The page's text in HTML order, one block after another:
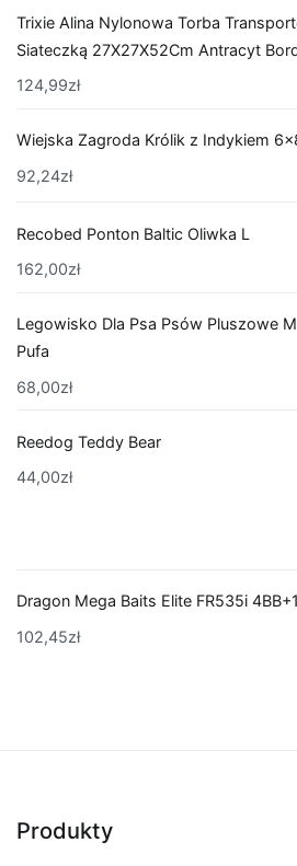
Trixie Alina Nylonowa Torba
Siateczką 27X27X52Cm Antracyt
124,99zł
Wiejska Zagroda Królik z Indykiem
92,24zł
Recobed Ponton Baltic Oliwka L
162,00zł
Legowisko Dla Psa Psów Pluszowe
Pufa
68,00zł
Reedog Teddy Bear
44,00zł
Dragon Mega Baits Elite FR535i
102,45zł
Produkty